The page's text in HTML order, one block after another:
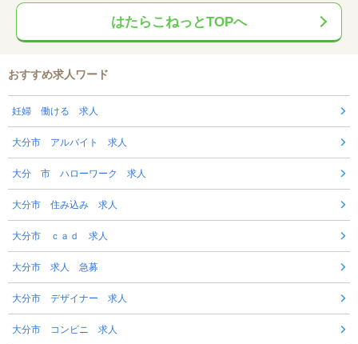
はたらこねっとTOPへ
おすすめ求人ワード
妊婦 働ける 求人
大分市 アルバイト 求人
大分 市 ハローワーク 求人
大分市 住み込み 求人
大分市 ｃａｄ 求人
大分市 求人 急募
大分市 デザイナー 求人
大分市 コンビニ 求人